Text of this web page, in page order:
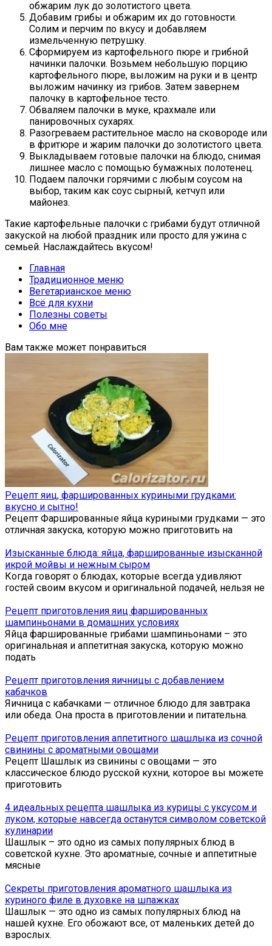
обжарим лук до золотистого цвета.
Добавим грибы и обжарим их до готовности.
Солим и перчим по вкусу и добавляем
измельченную петрушку.
Сформируем из картофельного пюре и грибной
начинки палочки. Возьмем небольшую порцию
картофельного пюре, выложим на руки и в центр
выложим начинку из грибов. Затем завернем
палочку в картофельное тесто.
Обваляем палочки в муке, крахмале или
панировочных сухарях.
Разогреваем растительное масло на сковороде или
в фритюре и жарим палочки до золотистого цвета.
Выкладываем готовые палочки на блюдо, снимая
лишнее масло с помощью бумажных полотенец.
Подаем палочки горячими с любым соусом на
выбор, таким как соус сырный, кетчуп или
майонез.
Такие картофельные палочки с грибами будут отличной
закуской на любой праздник или просто для ужина с
семьей. Наслаждайтесь вкусом!
Главная
Традиционное меню
Вегетарианское меню
Всё для кухни
Полезны советы
Обо мне
Вам также может понравиться
Рецепт яиц, фаршированных куриными грудками:
вкусно и сытно!
Рецепт Фаршированные яйца куриными грудками — это
отличная закуска, которую можно приготовить на
Изысканные блюда: яйца, фаршированные изысканной
икрой мойвы и нежным сыром
Когда говорят о блюдах, которые всегда удивляют
гостей своим вкусом и оригинальной подачей, нельзя не
Рецепт приготовления яиц фаршированных
шампиньонами в домашних условиях
Яйца фаршированные грибами шампиньонами – это
оригинальная и аппетитная закуска, которую можно
подать
Рецепт приготовления яичницы с добавлением
кабачков
Яичница с кабачками — отличное блюдо для завтрака
или обеда. Она проста в приготовлении и питательна.
Рецепт приготовления аппетитного шашлыка из сочной
свинины с ароматными овощами
Рецепт Шашлык из свинины с овощами — это
классическое блюдо русской кухни, которое вы можете
приготовить
4 идеальных рецепта шашлыка из курицы с уксусом и
луком, которые навсегда останутся символом советской
кулинарии
Шашлык – это одно из самых популярных блюд в
советской кухне. Это ароматные, сочные и аппетитные
мясные
Секреты приготовления ароматного шашлыка из
куриного филе в духовке на шпажках
Шашлык — это одно из самых популярных блюд на
нашей кухне. Его обожают все, от маленьких детей до
взрослых.